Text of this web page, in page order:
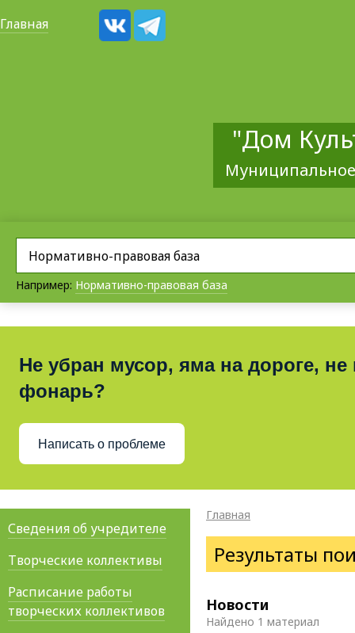
Главная
"Дом
Например: Нормативно-правовая база
Не убран мусор, яма на дороге, не
фонарь?
Написать о проблеме
Главная
Результаты
Новости
Найдено 1 материал
Сведения об учредителе
Творческие коллективы
Расписание работы
творческих коллективов